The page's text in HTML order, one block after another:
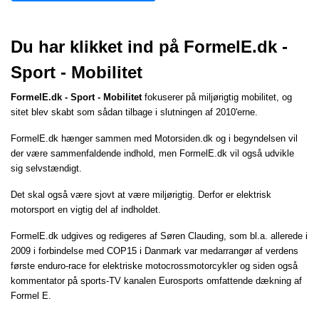
Du har klikket ind på FormelE.dk -
Sport - Mobilitet
FormelE.dk - Sport - Mobilitetfokuserer på miljørigtig mobilitet, og
sitet blev skabt som sådan tilbage i slutningen af 2010'erne.
FormelE.dk hænger sammen med Motorsiden.dk og i begyndelsen vil
der være sammenfaldende indhold, men FormelE.dk vil også udvikle
sig selvstændigt.
Det skal også være sjovt at være miljørigtig. Derfor er elektrisk
motorsport en vigtig del af indholdet.
FormelE.dk udgives og redigeres af Søren Clauding, som bl.a. allerede i
2009 i forbindelse med COP15 i Danmark var medarrangør af verdens
første enduro-race for elektriske motocrossmotorcykler og siden også
kommentator på sports-TV kanalen Eurosports omfattende dækning af
Formel E.